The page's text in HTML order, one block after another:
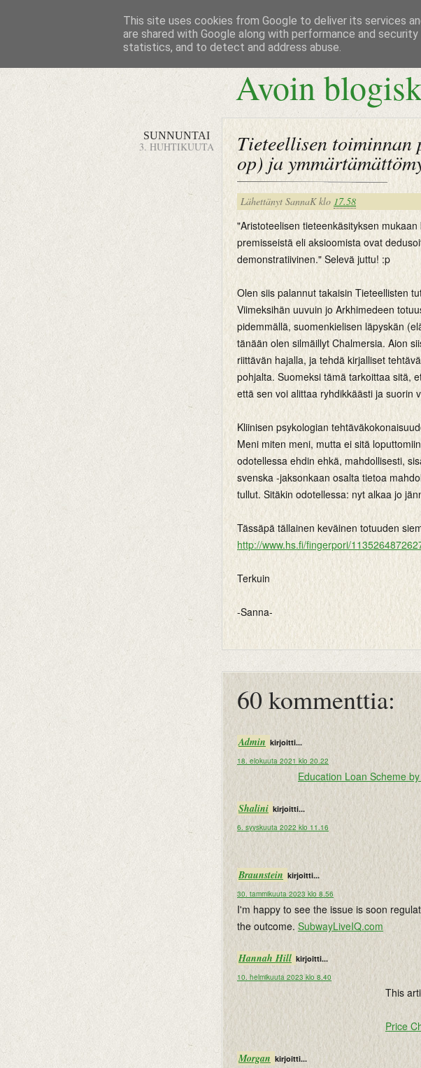
Avoin
SUNNUNTAI
3. HUHTIKUUTA Tieteellisen toiminnan
op) ja
Lähettänyt SannaK klo 17.58
"Aristoteelisen tieteenkäsityksen
premisseistä eli aksioomista ovat
demonstratiivinen." Selevä juttu! :p
Olen siis palannut takaisin Tieteellisten
Viimeksihän uuvuin jo Arkhimedeen
pidemmällä, suomenkielisen läpyskän
tänään olen silmäillyt Chalmersia. Aion
riittävän hajalla, ja tehdä kirjalliset
pohjalta. Suomeksi tämä tarkoittaa sitä,
että sen voi alittaa ryhdikkäästi ja suorin
Kliinisen psykologian
Meni miten meni, mutta ei sitä
odotellessa ehdin ehkä, mahdollisesti,
svenska -jaksonkaan osalta tietoa
tullut. Sitäkin odotellessa: nyt alkaa jo
Tässäpä tällainen keväinen totuuden
http://www.hs.fi/fingerpori/
Terkuin
-Sanna-
60 kommenttia:
Admin kirjoitti...
18. elokuuta 2021 klo 20.22
Education Loan Scheme
Shalini kirjoitti...
6. syyskuuta 2022 klo 11.16
Braunstein kirjoitti...
30. tammikuuta 2023 klo 8.56
I'm happy to see the issue is soon
the outcome. SubwayLiveIQ.com
Hannah Hill kirjoitti...
10. helmikuuta 2023 klo 8.40
This
Price
Morgan kirjoitti...
This site uses cookies from Google to deliver its services
are shared with Google along with performance and
statistics, and to detect and address abuse.